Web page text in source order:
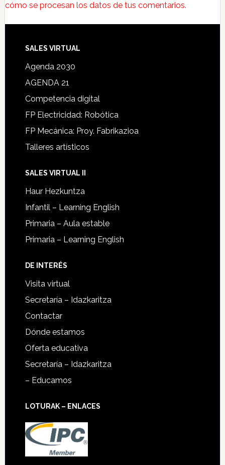
cómo se procesan los datos de tus comentarios.
SALES VIRTUAL
Agenda 2030
AGENDA 21
Competencia digital
FP Electricidad: Robótica
FP Mecánica: Proy. Fabrikazioa
Talleres artísticos
SALES VIRTUAL II
Haur Hezkuntza
Infantil – Learning English
Primaria – Aula estable
Primaria – Learning English
DE INTERÉS
Visita virtual
Secretaría – Idazkaritza
Contactar
Dónde estamos
Oferta educativa
Secretaría – Idazkaritza
– Educamos
LOTURAK – ENLACES